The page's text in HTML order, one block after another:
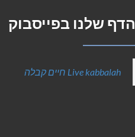
הדף שלנו בפייסבוק
‎Live kabbalah חיים קבלה‎